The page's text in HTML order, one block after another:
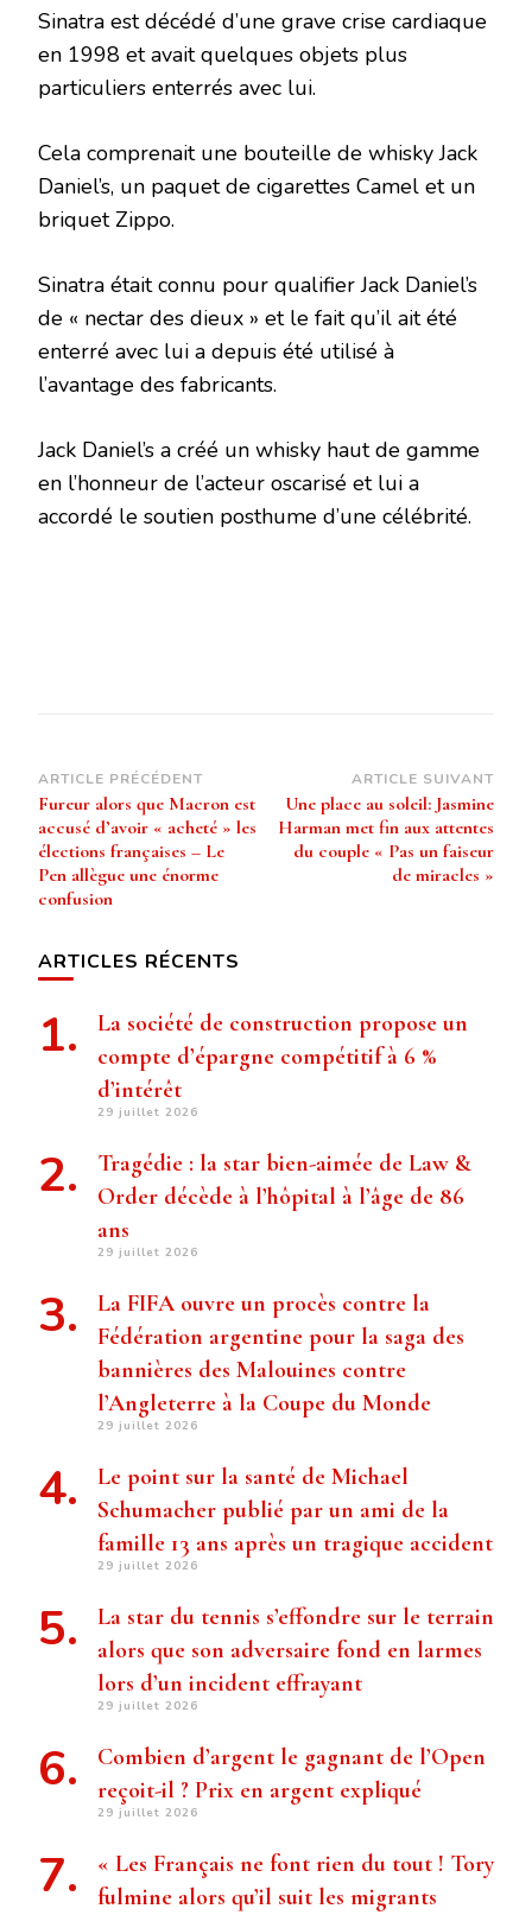
Sinatra est décédé d’une grave crise cardiaque
en 1998 et avait quelques objets plus
particuliers enterrés avec lui.
Cela comprenait une bouteille de whisky Jack
Daniel’s, un paquet de cigarettes Camel et un
briquet Zippo.
Sinatra était connu pour qualifier Jack Daniel’s
de « nectar des dieux » et le fait qu’il ait été
enterré avec lui a depuis été utilisé à
l’avantage des fabricants.
Jack Daniel’s a créé un whisky haut de gamme
en l’honneur de l’acteur oscarisé et lui a
accordé le soutien posthume d’une célébrité.
Navigation
d’article
ARTICLE PRÉCÉDENT
Fureur alors que Macron est
accusé d’avoir « acheté » les
élections françaises – Le
Pen allègue une énorme
confusion
ARTICLE SUIVANT
Une place au soleil: Jasmine
Harman met fin aux attentes
du couple « Pas un faiseur
de miracles »
ARTICLES RÉCENTS
La société de construction propose un
compte d’épargne compétitif à 6 %
d’intérêt
29 juillet 2026
Tragédie : la star bien-aimée de Law &
Order décède à l’hôpital à l’âge de 86
ans
29 juillet 2026
La FIFA ouvre un procès contre la
Fédération argentine pour la saga des
bannières des Malouines contre
l’Angleterre à la Coupe du Monde
29 juillet 2026
Le point sur la santé de Michael
Schumacher publié par un ami de la
famille 13 ans après un tragique accident
29 juillet 2026
La star du tennis s’effondre sur le terrain
alors que son adversaire fond en larmes
lors d’un incident effrayant
29 juillet 2026
Combien d’argent le gagnant de l’Open
reçoit-il ? Prix ​​en argent expliqué
29 juillet 2026
« Les Français ne font rien du tout ! Tory
fulmine alors qu’il suit les migrants